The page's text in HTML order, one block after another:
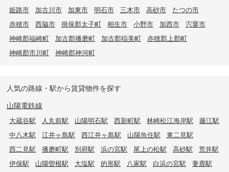
姫路市 加古川市 加東市 明石市 三木市 高砂市
たつの市
赤穂市
西脇市 揖保郡太子町 相生市 小野市 加西市
宍粟市
神崎郡福崎町
加古郡播磨町 加古郡稲美町
赤穂郡上郡町
神崎郡市川町
神崎郡神河町
人気の路線・駅から賃貸物件を探す
山陽電鉄線
大蔵谷駅 人丸前駅 山陽明石駅 西新町駅 林崎松江海岸駅
藤江駅
中八木駅
江井ヶ島駅 西江井ヶ島駅 山陽魚住駅
東二見駅
西二見駅
播磨町駅 別府駅 浜の宮駅 尾上の松駅 高砂駅
荒井駅
伊保駅
山陽曽根駅 大塩駅 的形駅 八家駅 白浜の宮駅
妻鹿駅